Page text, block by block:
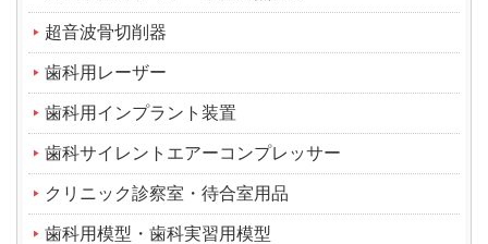
超音波骨切削器
歯科用レーザー
歯科用インプラント装置
歯科サイレントエアーコンプレッサー
クリニック診察室・待合室用品
歯科用模型・歯科実習用模型